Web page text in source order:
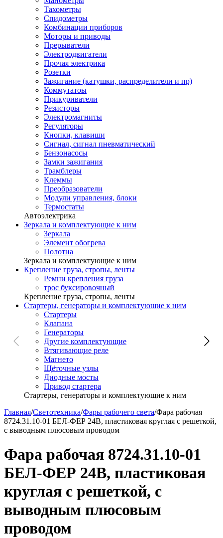
Тахометры
Спидометры
Комбинации приборов
Моторы и приводы
Прерыватели
Электродвигатели
Прочая электрика
Розетки
Зажигание (катушки, распределители и пр)
Коммутатоы
Прикуриватели
Резисторы
Электромагниты
Регуляторы
Кнопки, клавиши
Сигнал, сигнал пневматический
Бензонасосы
Замки зажигания
Трамблеры
Клеммы
Преобразователи
Модули управления, блоки
Термостаты
Автоэлектрика
Зеркала и комплектующие к ним
Зеркала
Элемент обогрева
Полотна
Зеркала и комплектующие к ним
Крепление груза, стропы, ленты
Ремни крепления груза
трос буксировочный
Крепление груза, стропы, ленты
Стартеры, генераторы и комплектующие к ним
Стартеры
Клапана
Генераторы
Другие комплектующие
Втягивающие реле
Магнето
Щёточные узлы
Диодные мосты
Привод стартера
Стартеры, генераторы и комплектующие к ним
Главная/Светотехника/Фары рабочего света/Фара рабочая
8724.31.10-01 БЕЛ-ФЕР 24В, пластиковая круглая с решеткой,
с выводным плюсовым проводом
Фара рабочая 8724.31.10-01
БЕЛ-ФЕР 24В, пластиковая
круглая с решеткой, с
выводным плюсовым
проводом